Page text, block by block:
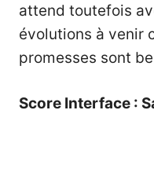
attend toutefois
évolutions à venir
promesses sont
Score Interface :